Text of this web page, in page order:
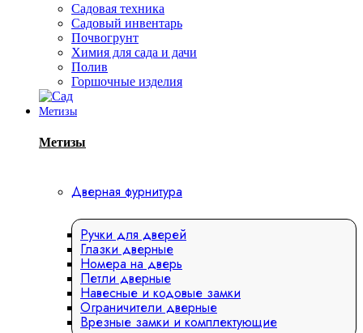
Садовая техника
Садовый инвентарь
Почвогрунт
Химия для сада и дачи
Полив
Горшочные изделия
Метизы
Метизы
Дверная фурнитура
Ручки для дверей
Глазки дверные
Номера на дверь
Петли дверные
Навесные и кодовые замки
Ограничители дверные
Врезные замки и комплектующие